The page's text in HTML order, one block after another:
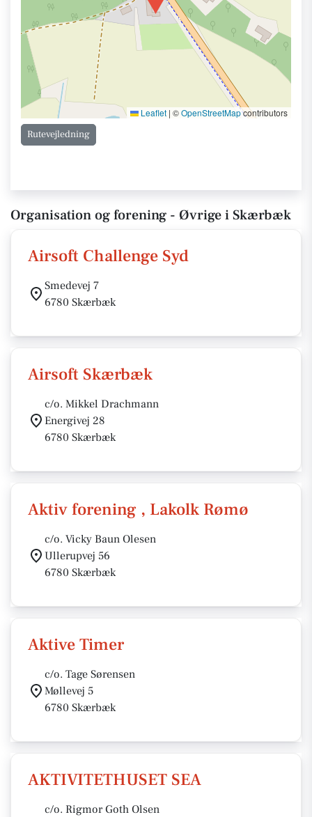
Leaflet | ©OpenStreetMapcontributors
Rutevejledning
Organisation og forening - Øvrige i Skærbæk
Airsoft Challenge Syd
Smedevej 7
6780 Skærbæk
Airsoft Skærbæk
c/o. Mikkel Drachmann
Energivej 28
6780 Skærbæk
Aktiv forening , Lakolk Rømø
c/o. Vicky Baun Olesen
Ullerupvej 56
6780 Skærbæk
Aktive Timer
c/o. Tage Sørensen
Møllevej 5
6780 Skærbæk
AKTIVITETHUSET SEA
c/o. Rigmor Goth Olsen